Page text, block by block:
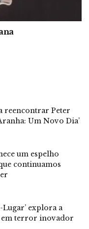
reencontrar Peter
Um Novo Dia’
um espelho
continuamos
Lugar’ explora a
em terror inovador